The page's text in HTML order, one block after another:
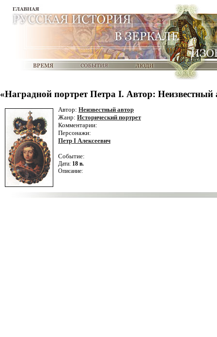
«Наградной портрет Петра I. Автор: Неизвестный
Автор: Неизвестный автор
Жанр: Исторический портрет
Комментарии:
Персонажи:
Петр I Алексеевич
Событие:
Дата: 18 в.
Описание: